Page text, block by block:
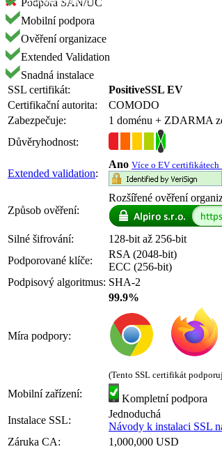
Podpora SAN/UC
Mobilní podpora
Ověření organizace
Extended Validation
Snadná instalace
SSL certifikát:
PositiveSSL EV
Certifikační autorita:
COMODO
Zabezpečuje:
1 doménu + ZDARMA
Důvěryhodnost:
Extended validation:
Ano Více o EV
Způsob ověření:
Rozšířené ověření
Silné šifrování:
128-bit až 256-bit
Podporované klíče:
RSA (2048-bit)
ECC (256-bit)
Podpisový algoritmus: SHA-2
Míra podpory:
99.9%
(Tento SSL certifikát
Mobilní zařízení:
Kompletní podpora
Instalace SSL:
Jednoduchá
Návody k instalaci SSL
Záruka CA:
1,000,000 USD